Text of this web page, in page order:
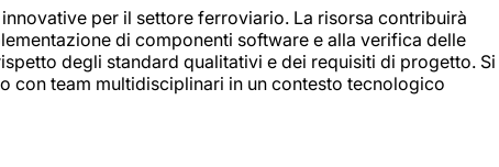
per il settore ferroviario. La risorsa contribuirà
di componenti software e alla verifica delle
degli standard qualitativi e dei requisiti di progetto. Si
con team multidisciplinari in un contesto tecnologico